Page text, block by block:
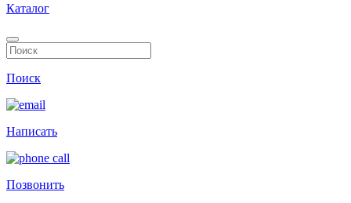
Каталог
Поиск
Написать
Позвонить